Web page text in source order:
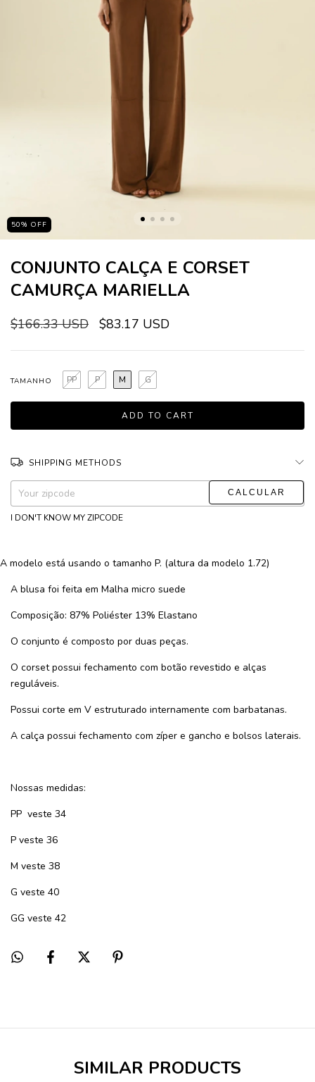
50% OFF
CONJUNTO CALÇA E CORSET
CAMURÇA MARIELLA
$166.33 USD $83.17 USD
TAMANHO G
M
P
PP
SHIPPING METHODS
Shipping for zipcode:
CHANGE ZIPCODE
I DON'T KNOW MY ZIPCODE
A modelo está usando o tamanho P. (altura da modelo 1.72)
A blusa foi feita em Malha micro suede
Composição: 87% Poliéster 13% Elastano
O conjunto é composto por duas peças.
O corset possui fechamento com botão revestido e alças
reguláveis.
Possui corte em V estruturado internamente com barbatanas.
A calça possui fechamento com zíper e gancho e bolsos laterais.
Nossas medidas:
PP veste 34
P veste 36
M veste 38
G veste 40
GG veste 42
SIMILAR PRODUCTS